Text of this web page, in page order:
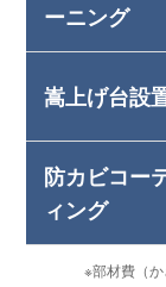
ーニング
嵩上げ台設
防カビコー
ィング
※部材費（